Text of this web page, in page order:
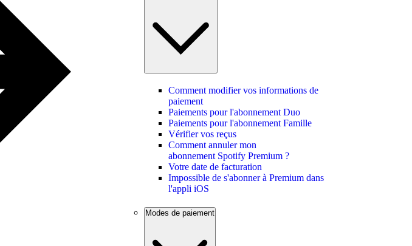
Comment modifier vos informations de
paiement
Paiements pour l'abonnement Duo
Paiements pour l'abonnement Famille
Vérifier vos reçus
Comment annuler mon
abonnement Spotify Premium ?
Votre date de facturation
Impossible de s'abonner à Premium dans
l'appli iOS
Modes de paiement